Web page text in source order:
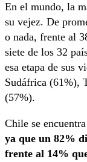
En el mundo, la
su vejez. De
o nada, frente al
siete de los 32
esa etapa de sus
Sudáfrica (61%),
(57%).
Chile se
ya que un 82%
frente al 14%